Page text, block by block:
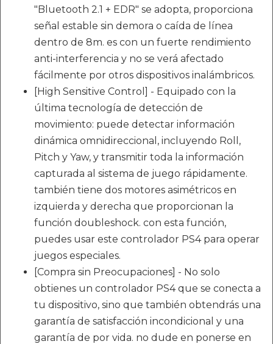
"Bluetooth 2.1 + EDR" se adopta, proporciona
señal estable sin demora o caída de línea
dentro de 8m. es con un fuerte rendimiento
anti-interferencia y no se verá afectado
fácilmente por otros dispositivos inalámbricos.
[High Sensitive Control] - Equipado con la
última tecnología de detección de
movimiento: puede detectar información
dinámica omnidireccional, incluyendo Roll,
Pitch y Yaw, y transmitir toda la información
capturada al sistema de juego rápidamente.
también tiene dos motores asimétricos en
izquierda y derecha que proporcionan la
función doubleshock. con esta función,
puedes usar este controlador PS4 para operar
juegos especiales.
[Compra sin Preocupaciones] - No solo
obtienes un controlador PS4 que se conecta a
tu dispositivo, sino que también obtendrás una
garantía de satisfacción incondicional y una
garantía de por vida. no dude en ponerse en